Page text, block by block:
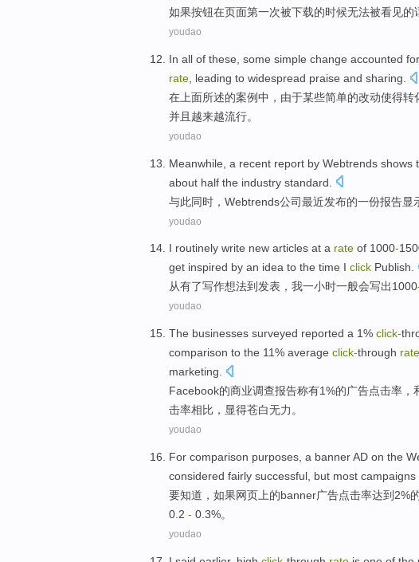
如果按钮在页面第一次被下载的时候无法被看见的
youdao
In all of these, some simple change accounted for
rate leading to widespread praise and sharing.
在 上面所述的案例中，由于某些简单的改动使得转
并且 越来越流行。
youdao
Meanwhile a recent report by Webtrends shows
about half the industry standard
与此同时 ， Webtrends公司最近发布的一份报告显
youdao
I routinely write new articles at a rate of 1000-
get inspired by an idea to the time I click Publish.
从有了写作想法到发表 ， 我一小时一般会写出1000
youdao
The businesses surveyed reported a 1% click-
comparison to the 11% average click-through rate
marketing
Facebook的商业调查报告称有1%的广告点击率 ，
击率相比 ，显得苍白无力。
youdao
For comparison purposes, a bannerAD on the
considered fairly successful but most campaigns
要知道，如果网页 上的banner广告点击率达到2%
0.2 - 0.3%。
youdao